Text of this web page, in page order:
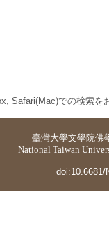
Safari(Mac)での検索を
臺灣大學文學院佛
National Taiwan
doi:10.6681/